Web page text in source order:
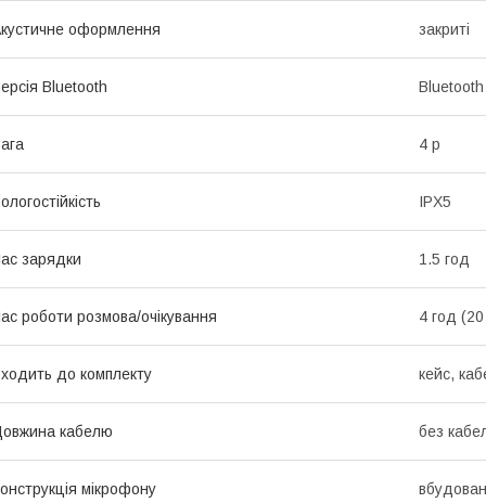
оформлення закриті
Bluetooth
4 р
IPX5
зарядки 1.5 год
роботи розмова/очікування 4 год
до комплекту кейс,
кабелю без
мікрофону